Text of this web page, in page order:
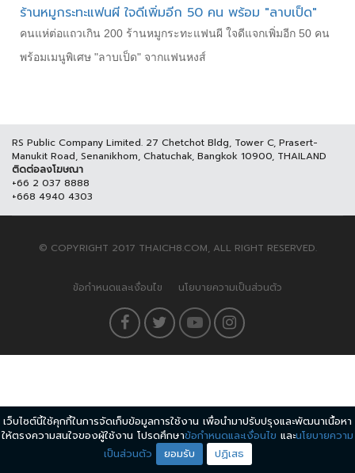
ร้านหมูกระทะแฟนผี ใจดีเพิ่มอีก 50 คน พร้อม "ลาบเป็ด"
คนแห่ต่อแถวเกิน 200 ร้านหมูกระทะแฟนผี ใจดีแจกเพิ่มอีก 50 คน
พร้อมเมนูพิเศษ "ลาบเป็ด" จากแฟนหงส์
RS Public Company Limited. 27 Chetchot Bldg, Tower C, Prasert-
Manukit Road, Senanikhom, Chatuchak, Bangkok 10900, THAILAND
ติดต่อลงโฆษณา
+66 2 037 8888
+668 4940 4303
© COPYRIGHT 2017 THAICH8.COM, ALL RIGHT RESERVED.
ข้อกำหนดและเงื่อนไข นโยบายความเป็นส่วนตัว
เว็บไซต์นี้ใช้คุกกี้ในการจัดเก็บข้อมูลการใช้งาน เพื่อนำมาปรับปรุงและพัฒนาเนื้อหา
ให้ตรงความสนใจของผู้ใช้งาน โปรดศึกษาข้อกำหนดและเงื่อนไข และนโยบายความ
เป็นส่วนตัว
ยอมรับ ปฏิเสธ